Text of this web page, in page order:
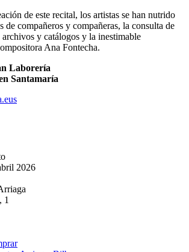
de este recital, los artistas se han nutrido
de compañeros y compañeras, la consulta de
y catálogos y la inestimable
Ana Fontecha.
Laborería
Santamaría
2026
1